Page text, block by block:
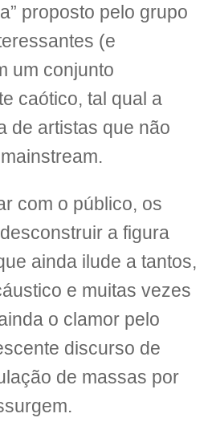
proposto pelo grupo
(e
um conjunto
caótico, tal qual a
de artistas que não
com o público, os
a figura
ainda ilude a tantos,
e muitas vezes
o clamor pelo
discurso de
de massas por